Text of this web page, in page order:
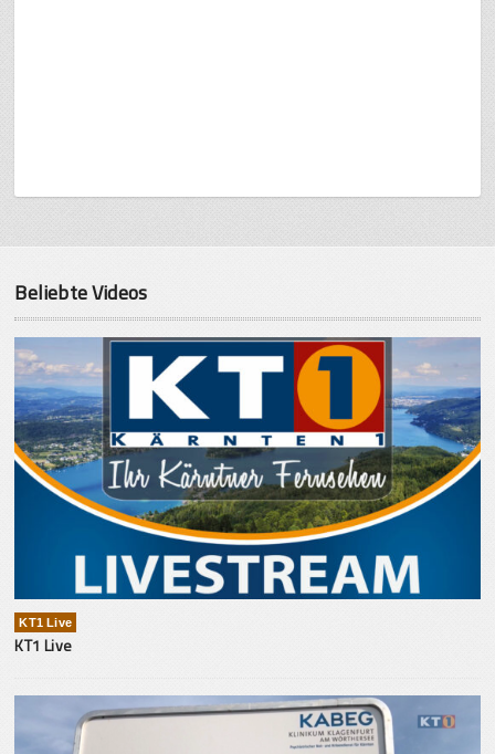
Beliebte Videos
KT1 Live
KT1 Live